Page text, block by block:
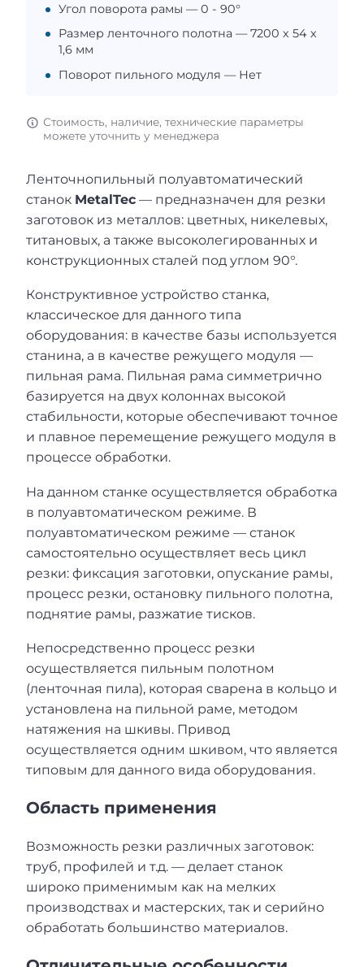
Угол поворота рамы — 0 - 90°
Размер ленточного полотна — 7200 х 54 х
1,6 мм
Поворот пильного модуля — Нет
Стоимость, наличие, технические параметры
можете уточнить у менеджера
Ленточнопильный полуавтоматический
станок MetalTec — предназначен для резки
заготовок из металлов: цветных, никелевых,
титановых, а также высоколегированных и
конструкционных сталей под углом 90°.
Конструктивное устройство станка,
классическое для данного типа
оборудования: в качестве базы используется
станина, а в качестве режущего модуля —
пильная рама. Пильная рама симметрично
базируется на двух колоннах высокой
стабильности, которые обеспечивают точное
и плавное перемещение режущего модуля в
процессе обработки.
На данном станке осуществляется обработка
в полуавтоматическом режиме. В
полуавтоматическом режиме — станок
самостоятельно осуществляет весь цикл
резки: фиксация заготовки, опускание рамы,
процесс резки, остановку пильного полотна,
поднятие рамы, разжатие тисков.
Непосредственно процесс резки
осуществляется пильным полотном
(ленточная пила), которая сварена в кольцо и
установлена на пильной раме, методом
натяжения на шкивы. Привод
осуществляется одним шкивом, что является
типовым для данного вида оборудования.
Область применения
Возможность резки различных заготовок:
труб, профилей и т.д. — делает станок
широко применимым как на мелких
производствах и мастерских, так и серийно
обработать большинство материалов.